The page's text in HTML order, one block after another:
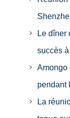
Le dîner
succès
Amongo
pendant
La